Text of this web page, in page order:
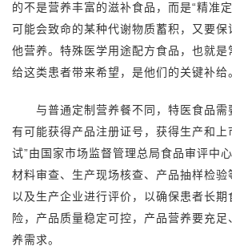
的不是营养丰富的滋补食品，而是“精准
可能会致命的某种代谢物质蓄积，又要保
他营养。特殊医学用途配方食品，也就是
给这类患者带来希望，是他们的关键补给
与普通定制营养餐不同，特医食品需
有可能获得产品注册证号，获得生产和上
试”由国家市场监督管理总局食品审评中
材料审查、生产现场核查、产品抽样检验
以及生产企业进行评价，以确保患者长期
险，产品质量稳定可控，产品营养要充
养需求。